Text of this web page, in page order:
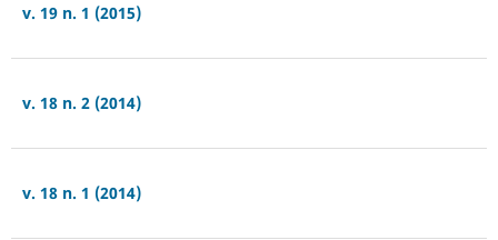
v. 19 n. 1 (2015)
v. 18 n. 2 (2014)
v. 18 n. 1 (2014)